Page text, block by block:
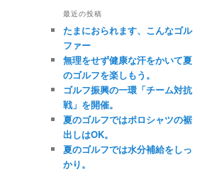
最近の投稿
たまにおられます、こんなゴル
ファー
無理をせず健康な汗をかいて夏
のゴルフを楽しもう。
ゴルフ振興の一環「チーム対抗
戦」を開催。
夏のゴルフではポロシャツの裾
出しはOK。
夏のゴルフでは水分補給をしっ
かり。